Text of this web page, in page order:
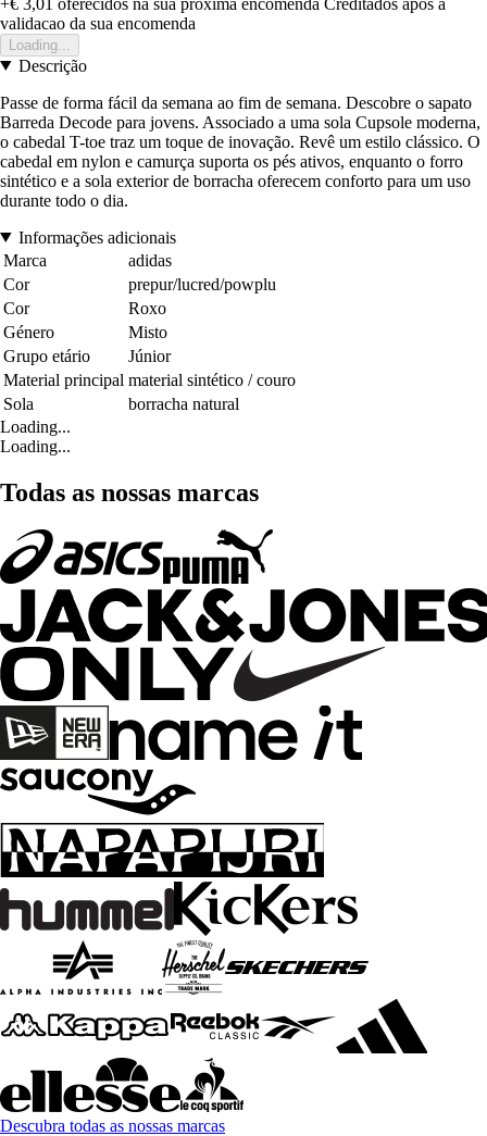
validacao da sua encomenda
Loading...
Descrição
Passe de forma fácil da semana ao fim de semana. Descobre o sapato
Barreda Decode para jovens. Associado a uma sola Cupsole moderna,
o cabedal T-toe traz um toque de inovação. Revê um estilo clássico. O
cabedal em nylon e camurça suporta os pés ativos, enquanto o forro
sintético e a sola exterior de borracha oferecem conforto para um uso
durante todo o dia.
Informações adicionais
Marca
adidas
Cor
prepur/lucred/powplu
Cor
Roxo
Género
Misto
Grupo etário
Júnior
Material principal material sintético / couro
Sola
borracha natural
Loading...
Loading...
Todas as nossas marcas
Descubra todas as nossas marcas